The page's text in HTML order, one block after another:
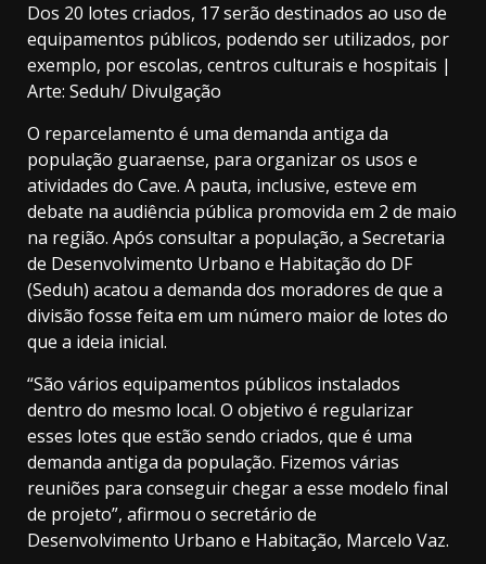
Dos 20 lotes criados, 17 serão destinados ao uso de
equipamentos públicos, podendo ser utilizados, por
exemplo, por escolas, centros culturais e hospitais |
Arte: Seduh/ Divulgação
O reparcelamento é uma demanda antiga da
população guaraense, para organizar os usos e
atividades do Cave. A pauta, inclusive, esteve em
debate na audiência pública promovida em 2 de maio
na região. Após consultar a população, a Secretaria
de Desenvolvimento Urbano e Habitação do DF
(Seduh) acatou a demanda dos moradores de que a
divisão fosse feita em um número maior de lotes do
que a ideia inicial.
“São vários equipamentos públicos instalados
dentro do mesmo local. O objetivo é regularizar
esses lotes que estão sendo criados, que é uma
demanda antiga da população. Fizemos várias
reuniões para conseguir chegar a esse modelo final
de projeto”, afirmou o secretário de
Desenvolvimento Urbano e Habitação, Marcelo Vaz.